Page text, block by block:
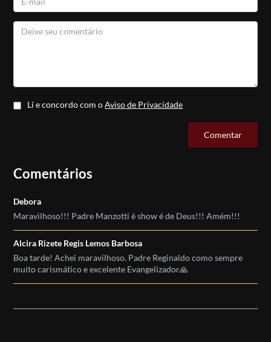
Li e concordo com oAviso de Privacidade
Comentários
Debora
Maravilhoso!!! Padre Manzotti é show é de Deus!!! Amém!!!
Alcira Rizete Regis Lemos Barbosa
Boa tarde! Achei maravilhoso. Padre Reginaldo como sempre
muito carismático e excelente Evangelizador🙏